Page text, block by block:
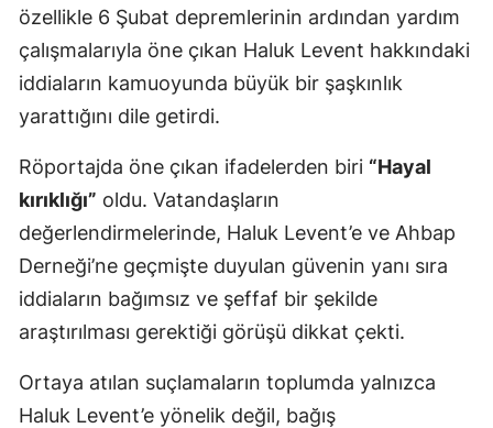
özellikle 6 Şubat depremlerinin ardından yardım
çalışmalarıyla öne çıkan Haluk Levent hakkındaki
iddiaların kamuoyunda büyük bir şaşkınlık
yarattığını dile getirdi.
Röportajda öne çıkan ifadelerden biri “Hayal
kırıklığı” oldu. Vatandaşların
değerlendirmelerinde, Haluk Levent’e ve Ahbap
Derneği’ne geçmişte duyulan güvenin yanı sıra
iddiaların bağımsız ve şeffaf bir şekilde
araştırılması gerektiği görüşü dikkat çekti.
Ortaya atılan suçlamaların toplumda yalnızca
Haluk Levent’e yönelik değil, bağış